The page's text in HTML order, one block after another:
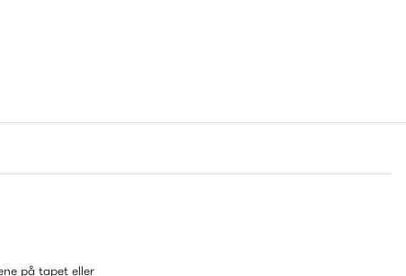
på tapet eller